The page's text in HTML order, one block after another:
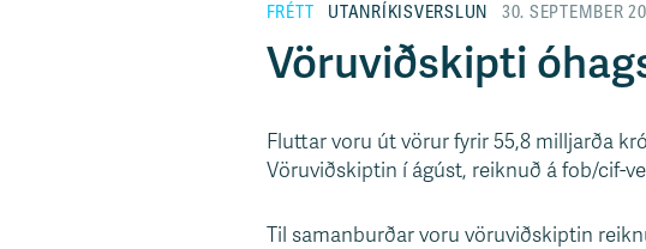
FRÉTT UTANRÍKISVERSLUN 30. SEPTEMBER
Vöruviðskipti
Fluttar voru út vörur fyrir 55,8 milljarða
Vöruviðskiptin í ágúst, reiknuð á fob/cif-
Til samanburðar voru vöruviðskiptin